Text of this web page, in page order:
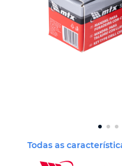
Ferramenta
Ferramenta de
Todas as